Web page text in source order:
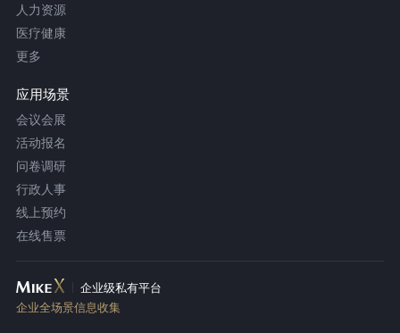
人力资源
医疗健康
更多
应用场景
会议会展
活动报名
问卷调研
行政人事
线上预约
在线售票
企业级私有平台
企业全场景信息收集